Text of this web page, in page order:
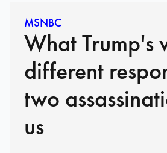
MSNBC
What Trump's
different
two
us